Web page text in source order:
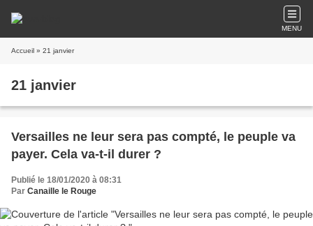
MENU
Accueil » 21 janvier
21 janvier
Versailles ne leur sera pas compté, le peuple va
payer. Cela va-t-il durer ?
Publié le 18/01/2020 à 08:31
Par Canaille le Rouge